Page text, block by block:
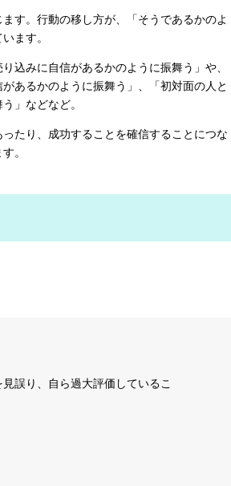
す。行動の移し方が、「そうであるかのよ
ます。
込みに自信があるかのように振舞う」や、
あるかのように振舞う」、「初対面の人と
」などなど。
たり、成功することを確信することにつな
。
誤り、自ら過大評価しているこ